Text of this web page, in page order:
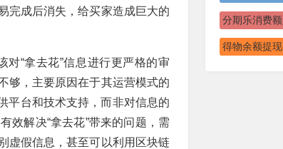
完成后消失，给买家造成巨大的
“拿去花”信息进行更严格的审
够，主要原因在于其运营模式的
平台和技术支持，而非对信息的
效解决“拿去花”带来的问题，需
虚假信息，甚至可以利用区块链
分期乐消费
得物余额提